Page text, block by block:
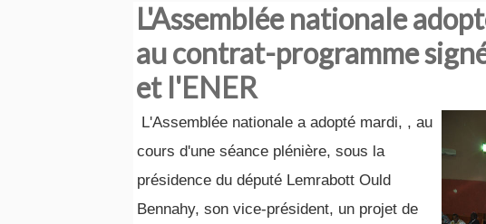
L'Assemblée nationale
au contrat-programme
et l'ENER
L'Assemblée nationale a adopté mardi, , au
cours d'une séance plénière, sous la
présidence du député Lemrabott Ould
Bennahy, son vice-président, un projet de